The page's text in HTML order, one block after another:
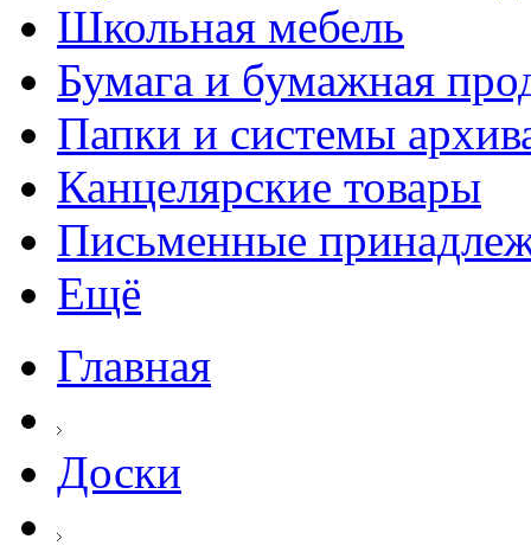
Школьная мебель
Бумага и бумажная
Папки и системы
Канцелярские товары
Письменные
Ещё
Главная
Доски